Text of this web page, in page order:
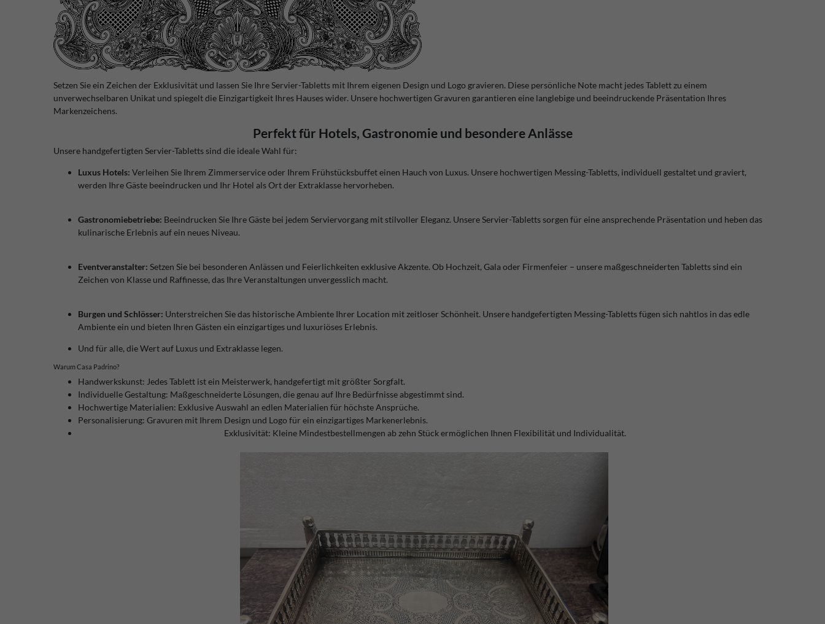
Setzen Sie ein Zeichen der Exklusivität und lassen Sie Ihre Servier-Tabletts mit Ihrem eigenen Design und Logo gravieren. Diese persönliche Note macht jedes Tablett zu einem
unverwechselbaren Unikat und spiegelt die Einzigartigkeit Ihres Hauses wider. Unsere hochwertigen Gravuren garantieren eine langlebige und beeindruckende Präsentation Ihres
Markenzeichens.
Perfekt für Hotels, Gastronomie und besondere Anlässe
Unsere handgefertigten Servier-Tabletts sind die ideale Wahl für:
Luxus Hotels: Verleihen Sie Ihrem Zimmerservice oder Ihrem Frühstücksbuffet einen Hauch von Luxus. Unsere hochwertigen Messing-Tabletts, individuell gestaltet und graviert,
werden Ihre Gäste beeindrucken und Ihr Hotel als Ort der Extraklasse hervorheben.
Gastronomiebetriebe: Beeindrucken Sie Ihre Gäste bei jedem Serviervorgang mit stilvoller Eleganz. Unsere Servier-Tabletts sorgen für eine ansprechende Präsentation und heben das
kulinarische Erlebnis auf ein neues Niveau.
Eventveranstalter: Setzen Sie bei besonderen Anlässen und Feierlichkeiten exklusive Akzente. Ob Hochzeit, Gala oder Firmenfeier – unsere maßgeschneiderten Tabletts sind ein
Zeichen von Klasse und Raffinesse, das Ihre Veranstaltungen unvergesslich macht.
Burgen und Schlösser: Unterstreichen Sie das historische Ambiente Ihrer Location mit zeitloser Schönheit. Unsere handgefertigten Messing-Tabletts fügen sich nahtlos in das edle
Ambiente ein und bieten Ihren Gästen ein einzigartiges und luxuriöses Erlebnis.
Und für alle, die Wert auf Luxus und Extraklasse legen.
Warum Casa Padrino?
Handwerkskunst: Jedes Tablett ist ein Meisterwerk, handgefertigt mit größter Sorgfalt.
Individuelle Gestaltung: Maßgeschneiderte Lösungen, die genau auf Ihre Bedürfnisse abgestimmt sind.
Hochwertige Materialien: Exklusive Auswahl an edlen Materialien für höchste Ansprüche.
Personalisierung: Gravuren mit Ihrem Design und Logo für ein einzigartiges Markenerlebnis.
Exklusivität: Kleine Mindestbestellmengen ab zehn Stück ermöglichen Ihnen Flexibilität und Individualität.